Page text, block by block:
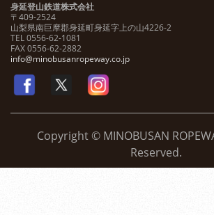
身延登山鉄道株式会社
〒409-2524
山梨県南巨摩郡身延町身延字上の山4226-2
TEL 0556-62-1081
FAX 0556-62-2882
info@minobusanropeway.co.jp
Copyright © MINOBUSAN
Reserved.